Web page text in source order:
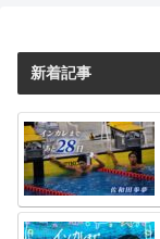
新着記事